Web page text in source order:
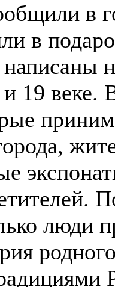
в
в
19 веке.
люди